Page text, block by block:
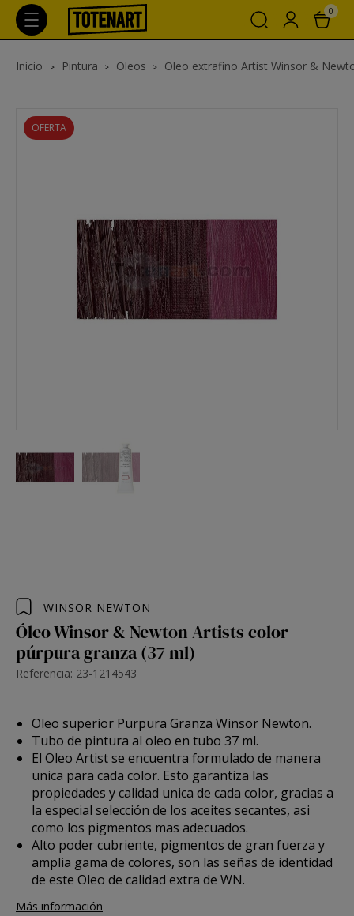
0
Inicio Pintura Oleos Oleo extrafino Artist Winsor &
OFERTA
WINSOR NEWTON
Óleo Winsor & Newton Artists color
púrpura granza (37 ml)
Referencia: 23-1214543
Oleo superior Purpura Granza Winsor Newton.
Tubo de pintura al oleo en tubo 37 ml.
El Oleo Artist se encuentra formulado de manera
unica para cada color. Esto garantiza las
propiedades y calidad unica de cada color, gracias a
la especial selección de los aceites secantes, asi
como los pigmentos mas adecuados.
Alto poder cubriente, pigmentos de gran fuerza y
amplia gama de colores, son las señas de identidad
de este Oleo de calidad extra de WN.
Más información